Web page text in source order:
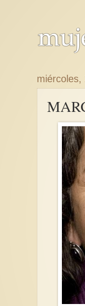
miércoles,